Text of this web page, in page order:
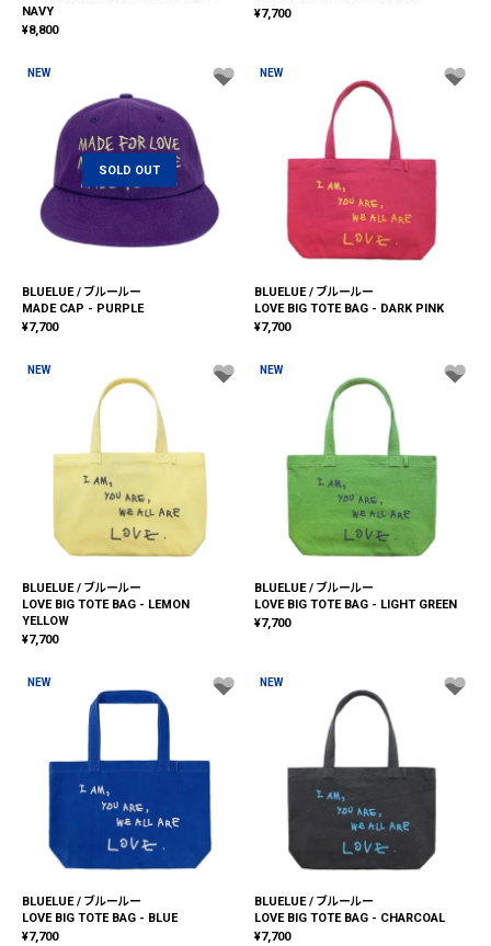
NAVY
¥8,800
¥7,700
NEW
SOLD OUT
BLUELUE / ブルールー
MADE CAP - PURPLE
¥7,700
NEW
BLUELUE / ブルールー
LOVE BIG TOTE BAG - DARK PINK
¥7,700
NEW
BLUELUE / ブルールー
LOVE BIG TOTE BAG - LEMON
YELLOW
¥7,700
NEW
BLUELUE / ブルールー
LOVE BIG TOTE BAG - LIGHT GREEN
¥7,700
NEW
BLUELUE / ブルールー
LOVE BIG TOTE BAG - BLUE
¥7,700
NEW
BLUELUE / ブルールー
LOVE BIG TOTE BAG - CHARCOAL
¥7,700